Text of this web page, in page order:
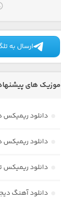
ارسال به
موزیک های
دانلود ریمیکس
دانلود ریمیکس
دانلود ریمیکس تهران فیت
دانلود آهنگ دیجی